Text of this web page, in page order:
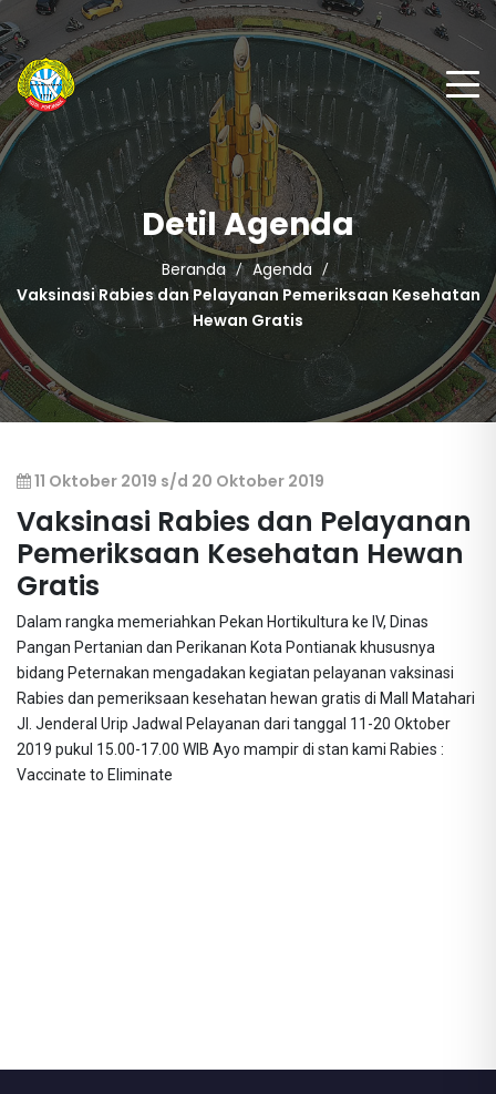
Detil Agenda
Beranda
Agenda
Vaksinasi Rabies dan Pelayanan Pemeriksaan Kesehatan
Hewan Gratis
11 Oktober 2019 s/d 20 Oktober 2019
Vaksinasi Rabies dan Pelayanan
Pemeriksaan Kesehatan Hewan
Gratis
Dalam rangka memeriahkan Pekan Hortikultura ke IV, Dinas
Pangan Pertanian dan Perikanan Kota Pontianak khususnya
bidang Peternakan mengadakan kegiatan pelayanan vaksinasi
Rabies dan pemeriksaan kesehatan hewan gratis di Mall Matahari
Jl. Jenderal Urip Jadwal Pelayanan dari tanggal 11-20 Oktober
2019 pukul 15.00-17.00 WIB Ayo mampir di stan kami Rabies :
Vaccinate to Eliminate